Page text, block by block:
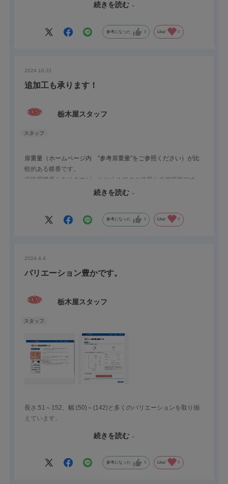
もちろん鉄生地の取り扱いもございますので、用途に応じて使い
続きを読む
参考になった 0 Like! 0
2024.10.31
追加工も承ります！
栃木屋スタッフ
扉重量（ホームページ内 ”参考扉重量”をご参照ください）が比
較的ある蝶番です。
溶接用蝶番とありますが、ねじ止めでのご使用も当然可能です。
サラ穴加工、丸穴加工、長穴加工また、メッキ処理など特注仕様
続きを読む
参考になった 0 Like! 0
2024.4.4
バリエーション豊かです。
栃木屋スタッフ
長さ:51～152、幅:(50)～(142)と多くのバリエーションを取り揃
えています。
社、選定ツール(蝶番)をご使用ください。
続きを読む
参考になった 0 Like! 0